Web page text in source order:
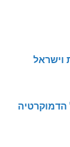
וישראל
הדמוקרטיה